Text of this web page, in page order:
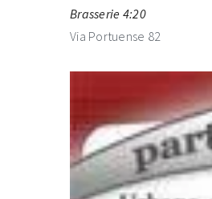
Brasserie 4:20
Via Portuense 82